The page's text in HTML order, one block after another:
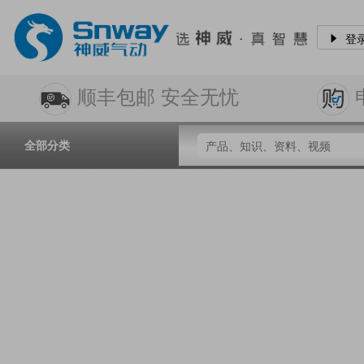
登
顺丰包邮 安全无忧
全部分类